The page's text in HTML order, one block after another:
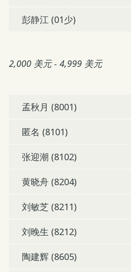
彭静江 (01少)
2,000 美元 - 4,999 美元
孟秋月 (8001)
匿名 (8101)
张迎潮 (8102)
黄晓舟 (8204)
刘敏芝 (8211)
刘晚生 (8212)
陶建辉 (8605)